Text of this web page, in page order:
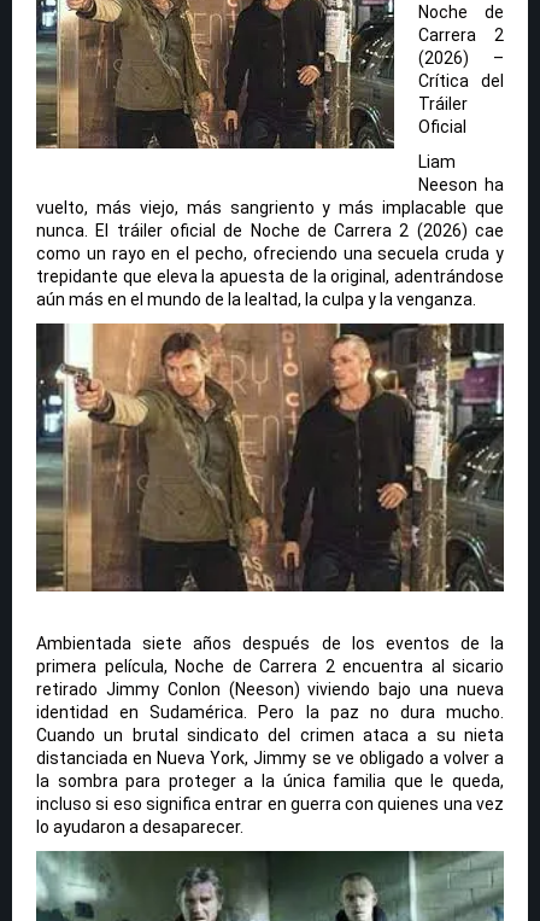
Noche de
Carrera 2
(2026) –
Crítica del
Tráiler
Oficial
Liam
Neeson ha
vuelto, más viejo, más sangriento y más implacable que
nunca. El tráiler oficial de Noche de Carrera 2 (2026) cae
como un rayo en el pecho, ofreciendo una secuela cruda y
trepidante que eleva la apuesta de la original, adentrándose
aún más en el mundo de la lealtad, la culpa y la venganza.
Ambientada siete años después de los eventos de la
primera película, Noche de Carrera 2 encuentra al sicario
retirado Jimmy Conlon (Neeson) viviendo bajo una nueva
identidad en Sudamérica. Pero la paz no dura mucho.
Cuando un brutal sindicato del crimen ataca a su nieta
distanciada en Nueva York, Jimmy se ve obligado a volver a
la sombra para proteger a la única familia que le queda,
incluso si eso significa entrar en guerra con quienes una vez
lo ayudaron a desaparecer.